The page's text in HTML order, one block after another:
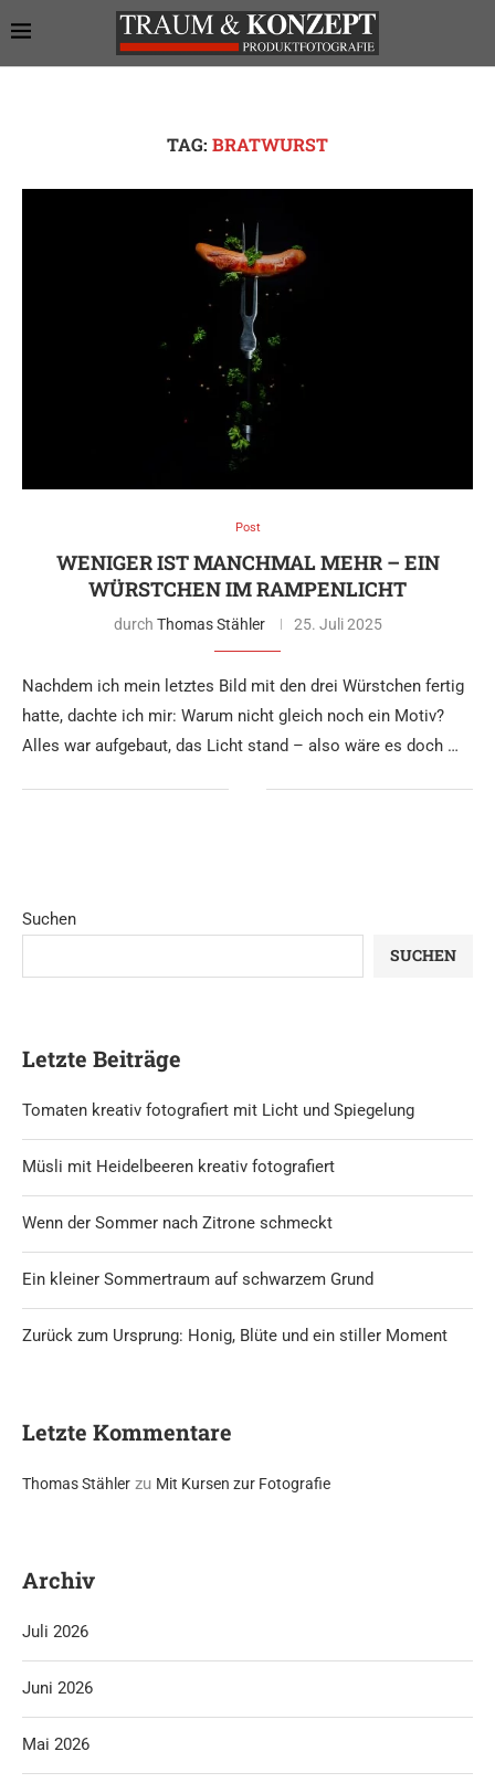
TAG: BRATWURST
Post
WENIGER IST MANCHMAL MEHR – EIN
WÜRSTCHEN IM RAMPENLICHT
durch Thomas Stähler 25. Juli 2025
Nachdem ich mein letztes Bild mit den drei Würstchen fertig
hatte, dachte ich mir: Warum nicht gleich noch ein Motiv?
Alles war aufgebaut, das Licht stand – also wäre es doch …
Suchen
SUCHEN
Letzte Beiträge
Tomaten kreativ fotografiert mit Licht und Spiegelung
Müsli mit Heidelbeeren kreativ fotografiert
Wenn der Sommer nach Zitrone schmeckt
Ein kleiner Sommertraum auf schwarzem Grund
Zurück zum Ursprung: Honig, Blüte und ein stiller Moment
Letzte Kommentare
Thomas Stähler zu Mit Kursen zur Fotografie
Archiv
Juli 2026
Juni 2026
Mai 2026